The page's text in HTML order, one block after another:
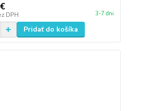
DPH 3-7 dni
Pridať do košíka